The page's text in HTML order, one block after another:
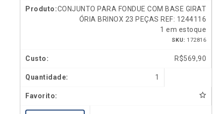
CONJUNTO PARA FONDUE COM BASE GIRAT
ÓRIA BRINOX 23 PEÇAS REF: 1244116
1 em estoque
SKU: 172816
R$569,90
1